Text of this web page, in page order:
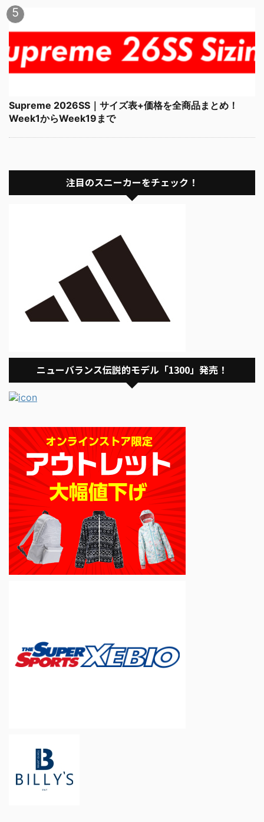
Supreme 2026SS｜サイズ表+価格を全商品まとめ！
Week1からWeek19まで
注目のスニーカーをチェック！
ニューバランス伝説的モデル「1300」発売！